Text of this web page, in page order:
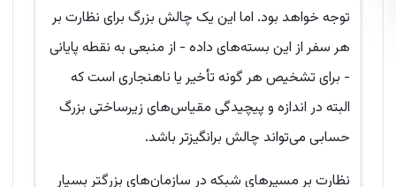
توجه خواهد بود. اما این یک چالش بزرگ برای نظارت بر
هر سفر از این بسته‌های داده - از منبعی به نقطه پایانی
- برای تشخیص هر گونه تأخیر یا ناهنجاری است که
البته در اندازه و پیچیدگی مقیاس‌های زیرساختی بزرگ
حسابی می‌تواند چالش برانگیزتر باشد.
نظارت بر مسیرهای شبکه در سازمان‌های بزرگتر بسیار